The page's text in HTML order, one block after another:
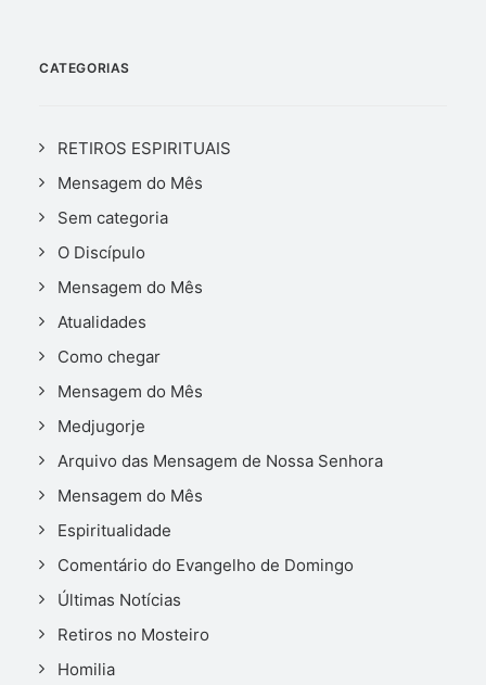
CATEGORIAS
RETIROS ESPIRITUAIS
Mensagem do Mês
Sem categoria
O Discípulo
Mensagem do Mês
Atualidades
Como chegar
Mensagem do Mês
Medjugorje
Arquivo das Mensagem de Nossa Senhora
Mensagem do Mês
Espiritualidade
Comentário do Evangelho de Domingo
Últimas Notícias
Retiros no Mosteiro
Homilia